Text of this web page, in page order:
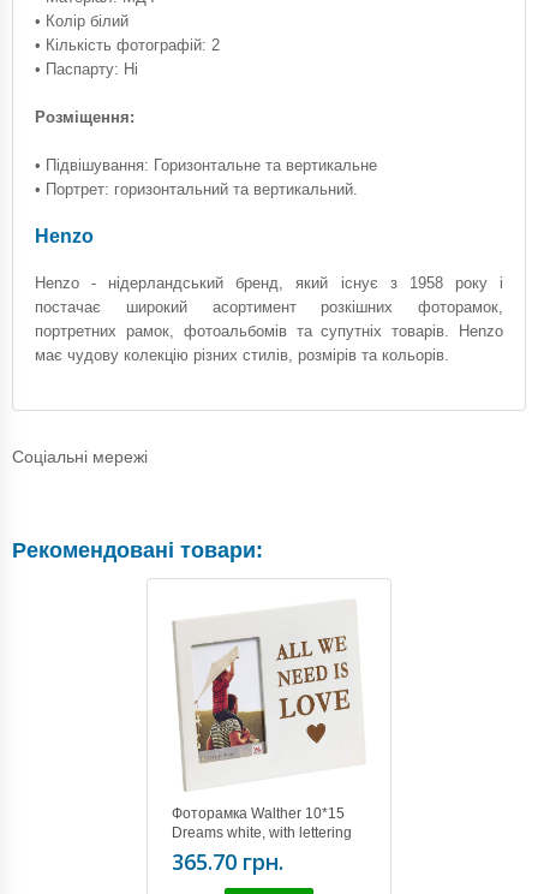
• Колір білий
• Кількість фотографій: 2
• Паспарту: Ні
Розміщення:
• Підвішування: Горизонтальне та вертикальне
• Портрет: горизонтальний та вертикальний.
Henzo
Henzo - нідерландський бренд, який існує з 1958 року і
постачає широкий асортимент розкішних фоторамок,
портретних рамок, фотоальбомів та супутніх товарів. Henzo
має чудову колекцію різних стилів, розмірів та кольорів.
Соціальні мережі
Рекомендовані товари:
Фоторамка Walther 10*15
Dreams white, with lettering
RL015W
365.70 грн.